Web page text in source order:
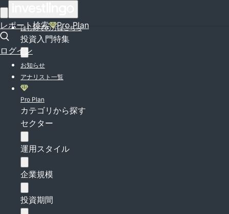
レポート検索 Pro Plan
ログイン
はじめての方はこちら
投資入門特集
お知らせ
アナリスト一覧
Pro Plan
カテゴリから探す
セクター
運用スタイル
企業規模
投資期間